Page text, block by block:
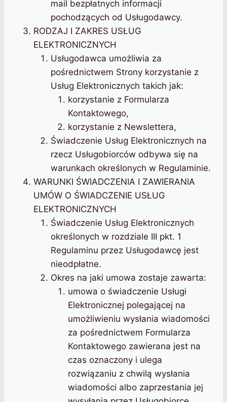
mail bezpłatnych informacji
pochodzących od Usługodawcy.
RODZAJ I ZAKRES USŁUG
ELEKTRONICZNYCH
Usługodawca umożliwia za
pośrednictwem Strony korzystanie z
Usług Elektronicznych takich jak:
korzystanie z Formularza
Kontaktowego,
korzystanie z Newslettera,
Świadczenie Usług Elektronicznych na
rzecz Usługobiorców odbywa się na
warunkach określonych w Regulaminie.
WARUNKI ŚWIADCZENIA I ZAWIERANIA
UMÓW O ŚWIADCZENIE USŁUG
ELEKTRONICZNYCH
Świadczenie Usług Elektronicznych
określonych w rozdziale III pkt. 1
Regulaminu przez Usługodawcę jest
nieodpłatne.
Okres na jaki umowa zostaje zawarta:
umowa o świadczenie Usługi
Elektronicznej polegającej na
umożliwieniu wysłania wiadomości
za pośrednictwem Formularza
Kontaktowego zawierana jest na
czas oznaczony i ulega
rozwiązaniu z chwilą wysłania
wiadomości albo zaprzestania jej